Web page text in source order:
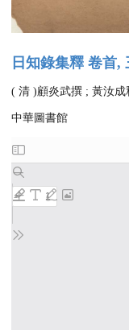
日知錄集釋 卷首,
( 清 )顧炎武撰 ; 黃汝成
中華圖書館